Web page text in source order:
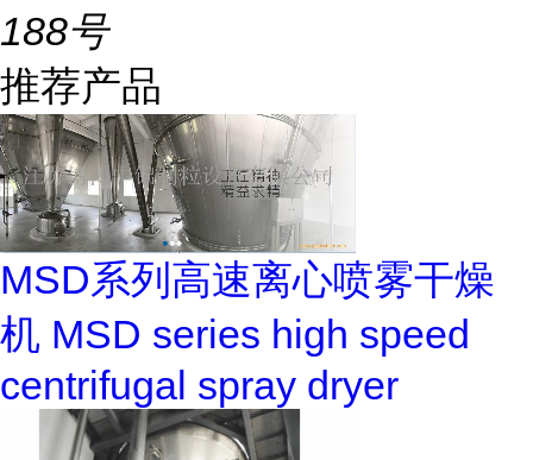
188号
推荐产品
MSD系列高速离心喷雾干燥
机 MSD series high speed
centrifugal spray dryer